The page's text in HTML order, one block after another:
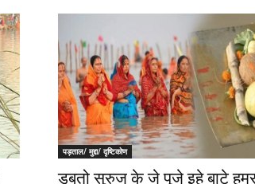
पड़ताल/ मुद्दा/ दृष्टिकोण
डूबतो सुरुज के जे पूजे इहे बाटे हमर